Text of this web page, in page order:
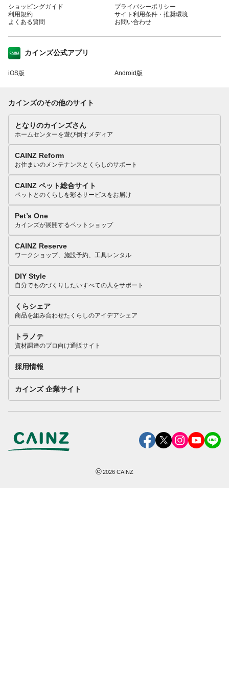
ショッピングガイド
利用規約
よくある質問
プライバシーポリシー
サイト利用条件・推奨環境
お問い合わせ
カインズ公式アプリ
iOS版 Android版
カインズのその他のサイト
となりのカインズさん
ホームセンターを遊び倒すメディア
CAINZ Reform
お住まいのメンテナンスとくらしのサポート
CAINZ ペット総合サイト
ペットとのくらしを彩るサービスをお届け
Pet’s One
カインズが展開するペットショップ
CAINZ Reserve
ワークショップ、施設予約、工具レンタル
DIY Style
自分でものづくりしたいすべての人をサポート
くらシェア
商品を組み合わせたくらしのアイデアシェア
トラノテ
資材調達のプロ向け通販サイト
採用情報
カインズ 企業サイト
©2026 CAINZ